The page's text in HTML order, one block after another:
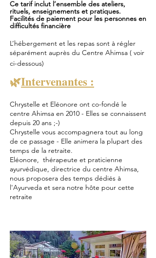
Ce tarif inclut l’ensemble des ateliers,
rituels, enseignements et pratiques.
Facilités de paiement pour les personnes en
difficultés financière
L’hébergement et les repas sont à régler
séparément auprès du Centre Ahimsa ( voir
ci-dessous)
🌿Intervenantes :
Chrystelle et Eléonore ont co-fondé le
centre Ahimsa en 2010 - Elles se connaissent
depuis 20 ans ;-)
​Chrystelle vous accompagnera tout au long
de ce passage - Elle animera la plupart des
temps de la retraite.
Eléonore, thérapeute et praticienne
ayurvédique, directrice du centre Ahimsa,
nous proposera des temps dédiés à
l'Ayurveda et sera notre hôte pour cette
retraite